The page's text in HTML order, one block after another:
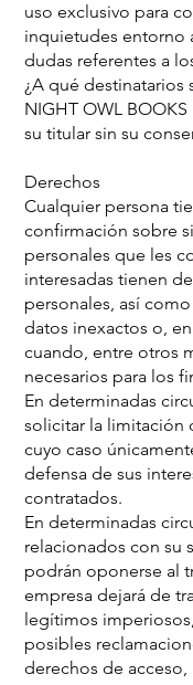
uso exclusivo para
inquietudes entorno
dudas referentes a
¿A qué destinatarios
NIGHT OWL
su titular sin su
Derechos
Cualquier persona
confirmación sobre
personales que les
interesadas tienen
personales, así
datos inexactos o,
cuando, entre otros
necesarios para los
En determinadas
solicitar la limitación
cuyo caso
defensa de sus
contratados.
En determinadas
relacionados con su
podrán oponerse al
empresa dejará de
legítimos
posibles
derechos de